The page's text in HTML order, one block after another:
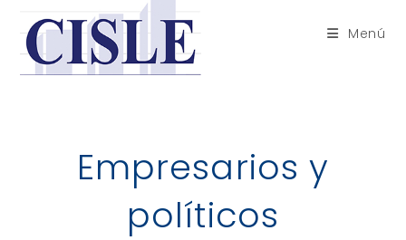
contenido
Menú
Empresarios y
políticos